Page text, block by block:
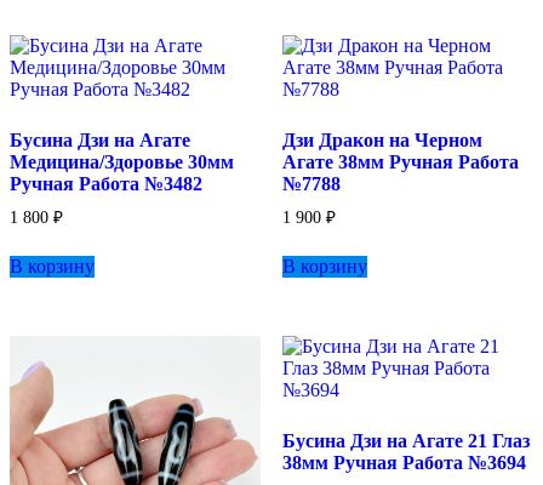
Бусина Дзи на Агате
Медицина/Здоровье 30мм
Ручная Работа №3482
1 800 ₽
В корзину
Дзи Дракон на Черном
Агате 38мм Ручная Работа
№7788
1 900 ₽
В корзину
Бусина Дзи на Агате 21 Глаз
38мм Ручная Работа №3694